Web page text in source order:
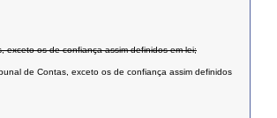
exceto os de confiança assim definidos em lei;
de Contas, exceto os de confiança assim definidos